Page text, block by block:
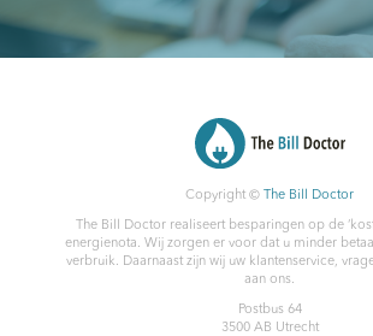
Copyright © The Bill Doctor
The Bill Doctor realiseert besparingen op de
energienota. Wij zorgen er voor dat u minder
verbruik. Daarnaast zijn wij uw klantenservice,
aan ons.
Postbus 64
3500 AB Utrecht